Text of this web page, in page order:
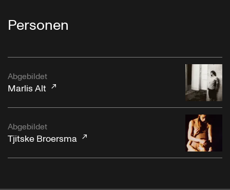
Personen
Abgebildet
Marlis Alt
Abgebildet
Tjitske Broersma